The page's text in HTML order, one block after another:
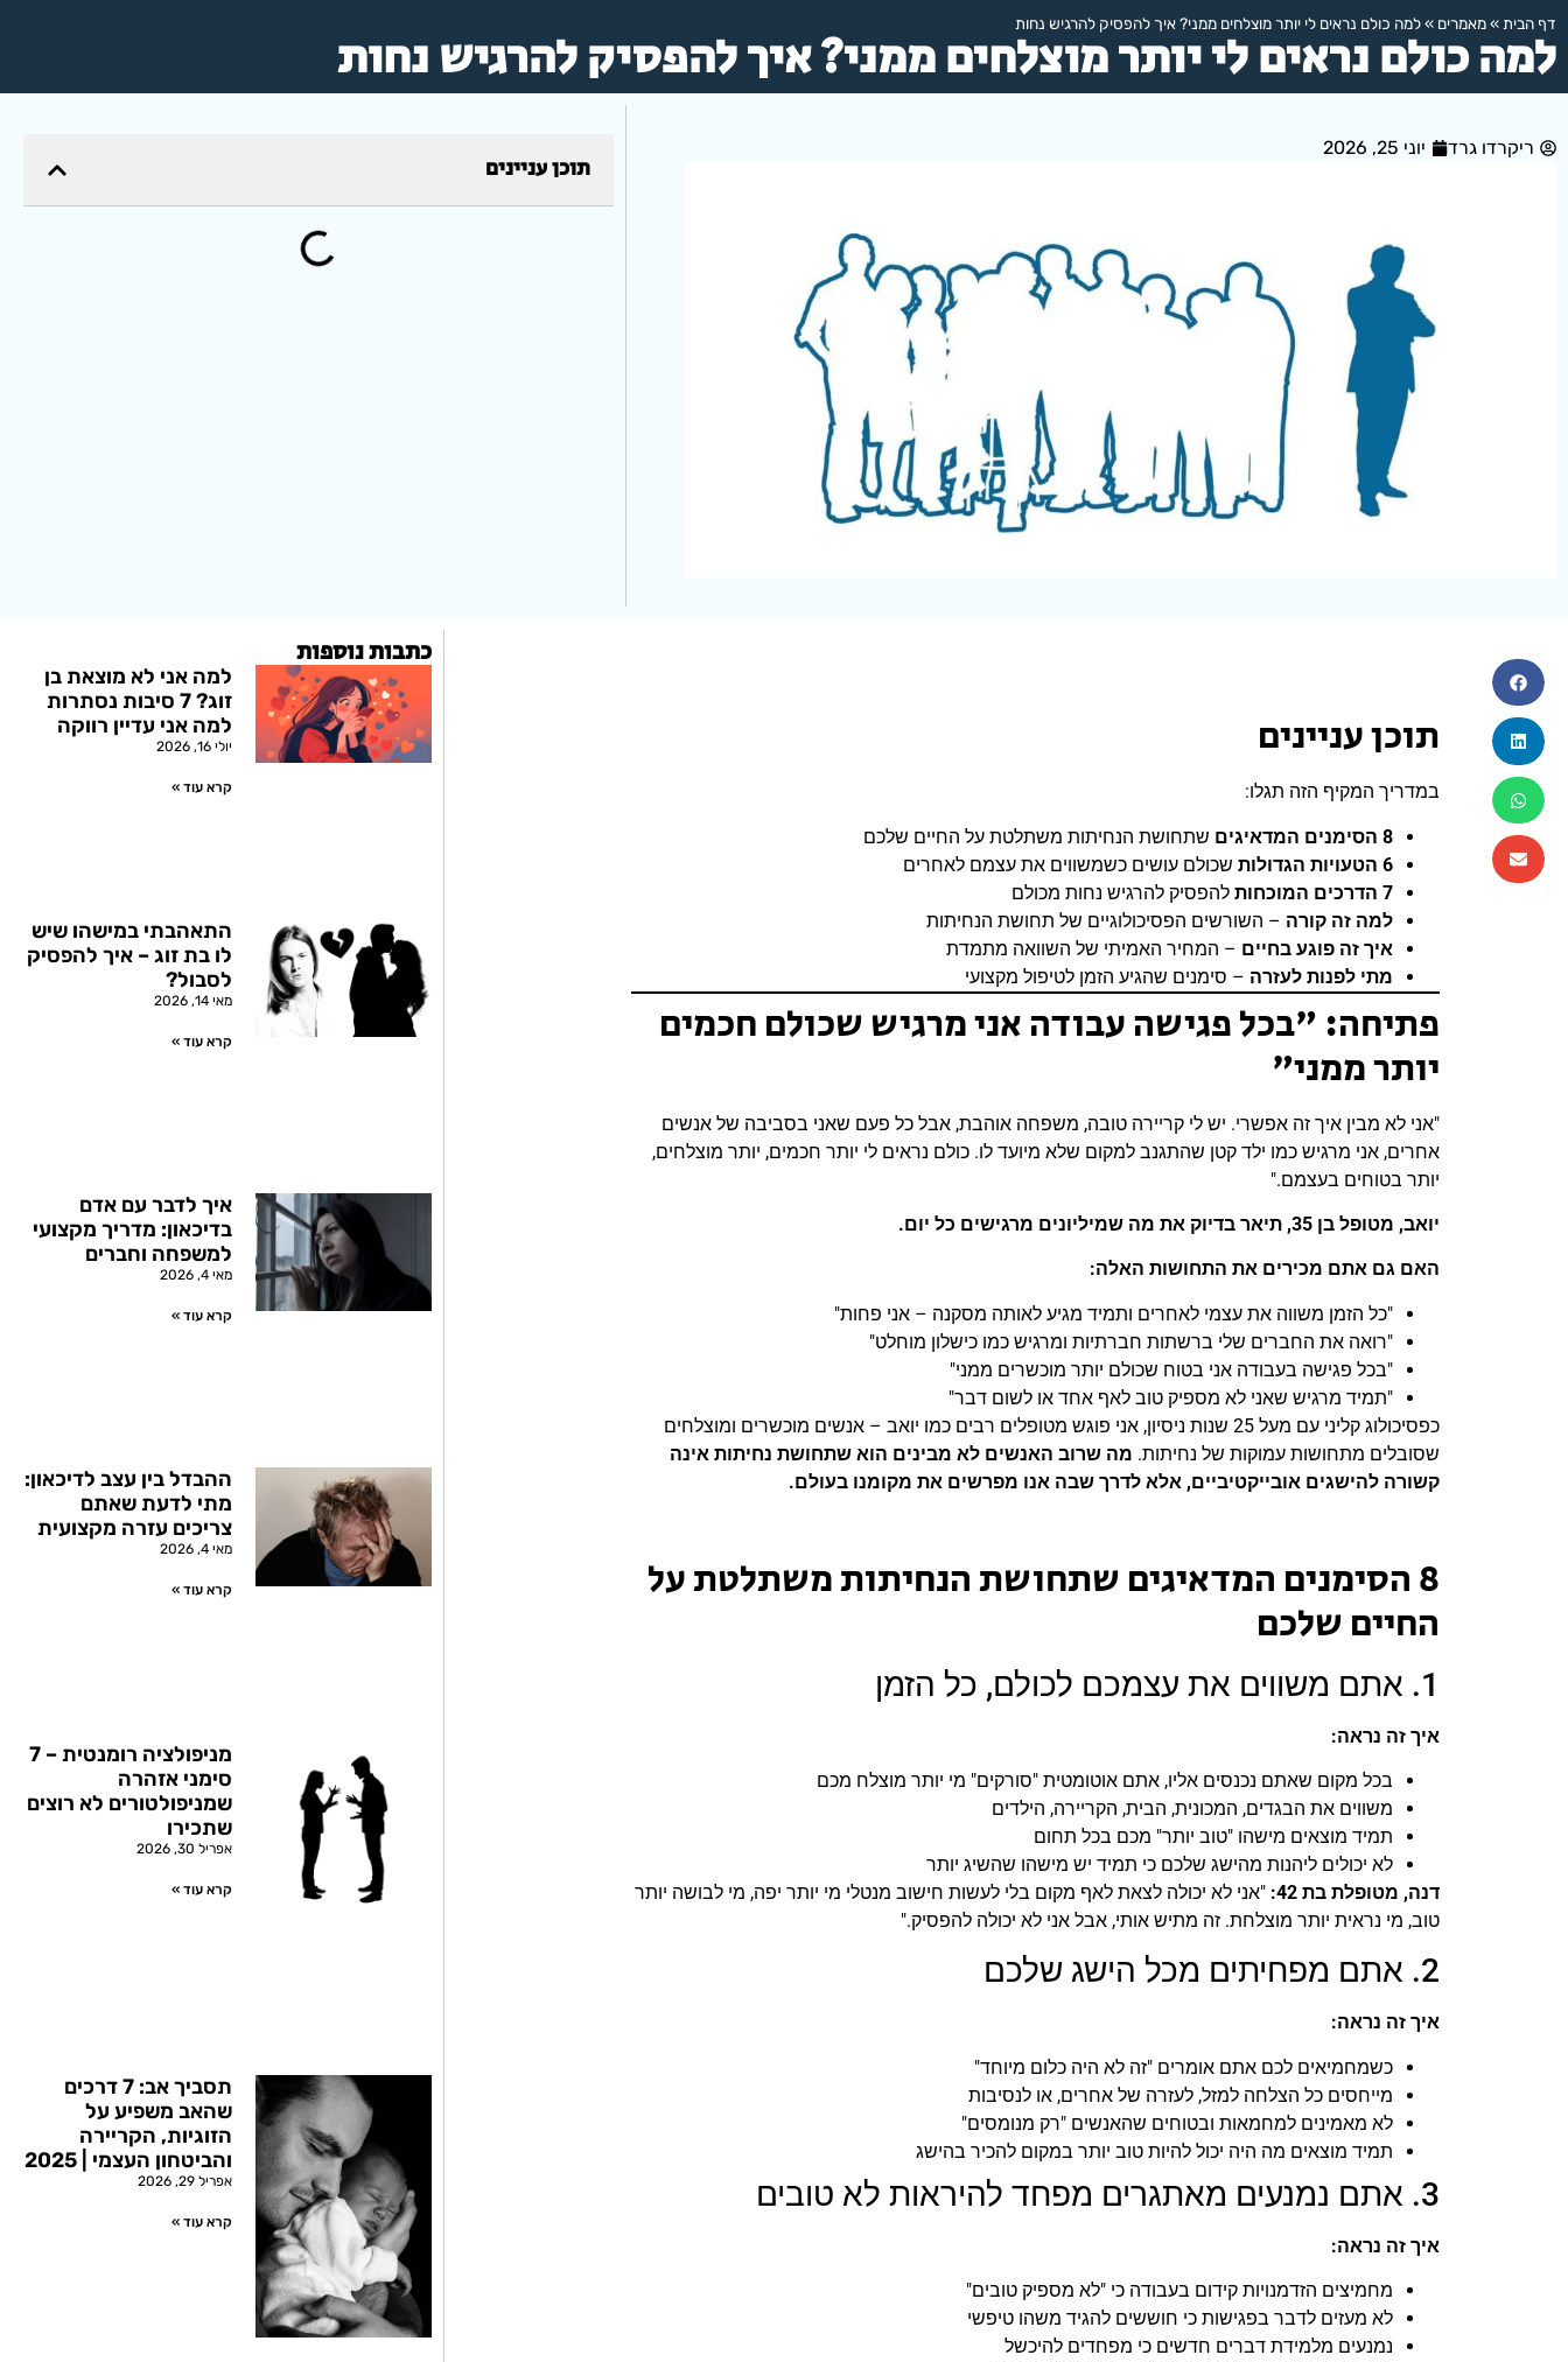
דף הבית »מאמרים »למה כולם נראים לי יותר מוצלחים ממני? איך להפסיק להרגיש נחות
למה כולם נראים לי יותר מוצלחים ממני? איך להפסיק להרגיש נחות
ריקרדו גרד יוני 25, 2026
תוכן עניינים
תוכן עניינים
במדריך המקיף הזה תגלו:
8 הסימנים המדאיגים
שתחושת הנחיתות משתלטת על החיים שלכם
6 הטעויות הגדולות
שכולם עושים כשמשווים את עצמם לאחרים
7 הדרכים המוכחות
להפסיק להרגיש נחות מכולם
למה זה קורה – השורשים הפסיכולוגיים של תחושת הנחיתות
איך זה פוגע בחיים – המחיר האמיתי של השוואה מתמדת
מתי לפנות לעזרה – סימנים שהגיע הזמן לטיפול מקצועי
פתיחה: "בכל פגישה עבודה אני מרגיש שכולם חכמים
יותר ממני"
"אני לא מבין איך זה אפשרי. יש לי קריירה טובה, משפחה אוהבת, אבל כל פעם שאני בסביבה של אנשים
אחרים, אני מרגיש כמו ילד קטן שהתגנב למקום שלא מיועד לו. כולם נראים לי יותר חכמים, יותר מוצלחים,
יותר בטוחים בעצמם."
יואב, מטופל בן 35, תיאר בדיוק את מה שמיליונים מרגישים כל יום.
האם גם אתם מכירים את התחושות האלה:
"כל הזמן משווה את עצמי לאחרים ותמיד מגיע לאותה מסקנה – אני פחות"
"רואה את החברים שלי ברשתות חברתיות ומרגיש כמו כישלון מוחלט"
"בכל פגישה בעבודה אני בטוח שכולם יותר מוכשרים ממני"
"תמיד מרגיש שאני לא מספיק טוב לאף אחד או לשום דבר"
כפסיכולוג קליני עם מעל 25 שנות ניסיון, אני פוגש מטופלים רבים כמו יואב – אנשים מוכשרים ומוצלחים
שסובלים מתחושות עמוקות של נחיתות. מה שרוב האנשים לא מבינים הוא שתחושת נחיתות אינה
קשורה להישגים אובייקטיביים, אלא לדרך שבה אנו מפרשים את מקומנו בעולם.
8 הסימנים המדאיגים שתחושת הנחיתות משתלטת על
החיים שלכם
1. אתם משווים את עצמכם לכולם, כל הזמן
איך זה נראה:
בכל מקום שאתם נכנסים אליו, אתם אוטומטית "סורקים" מי יותר מוצלח מכם
משווים את הבגדים, המכונית, הבית, הקריירה, הילדים
תמיד מוצאים מישהו "טוב יותר" מכם בכל תחום
לא יכולים ליהנות מהישג שלכם כי תמיד יש מישהו שהשיג יותר
דנה, מטופלת בת 42:
"אני לא יכולה לצאת לאף מקום בלי לעשות חישוב מנטלי מי יותר יפה, מי לבושה יותר
טוב, מי נראית יותר מוצלחת. זה מתיש אותי, אבל אני לא יכולה להפסיק."
2. אתם מפחיתים מכל הישג שלכם
איך זה נראה:
כשמחמיאים לכם אתם אומרים "זה לא היה כלום מיוחד"
מייחסים כל הצלחה למזל, לעזרה של אחרים, או לנסיבות
לא מאמינים למחמאות ובטוחים שהאנשים "רק מנומסים"
תמיד מוצאים מה היה יכול להיות טוב יותר במקום להכיר בהישג
3. אתם נמנעים מאתגרים מפחד להיראות לא טובים
איך זה נראה:
מחמיצים הזדמנויות קידום בעבודה כי "לא מספיק טובים"
לא מעזים לדבר בפגישות כי חוששים להגיד משהו טיפשי
נמנעים מלמידת דברים חדשים כי מפחדים להיכשל
כתבות נוספות
למה אני לא מוצאת בן
זוג? 7 סיבות נסתרות
למה אני עדיין רווקה
יולי 16, 2026
קרא עוד »
התאהבתי במישהו שיש
לו בת זוג – איך להפסיק
לסבול?
מאי 14, 2026
קרא עוד »
איך לדבר עם אדם
בדיכאון: מדריך מקצועי
למשפחה וחברים
מאי 4, 2026
קרא עוד »
ההבדל בין עצב לדיכאון:
מתי לדעת שאתם
צריכים עזרה מקצועית
מאי 4, 2026
קרא עוד »
מניפולציה רומנטית – 7
סימני אזהרה
שמניפולטורים לא רוצים
שתכירו
אפריל 30, 2026
קרא עוד »
תסביך אב: 7 דרכים
שהאב משפיע על
הזוגיות, הקריירה
והביטחון העצמי | 2025
אפריל 29, 2026
קרא עוד »